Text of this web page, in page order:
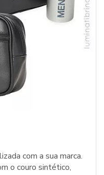
com a sua marca.
o couro sintético,